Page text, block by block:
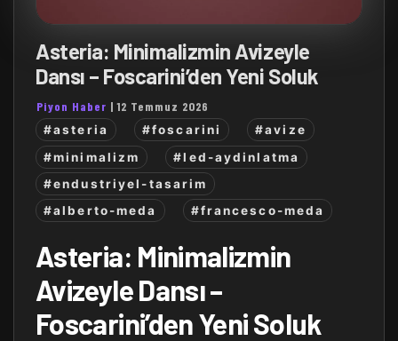
Asteria: Minimalizmin Avizeyle
Dansı – Foscarini’den Yeni Soluk
Piyon Haber |12 Temmuz 2026
#asteria #foscarini
#avize
#minimalizm
#led-aydinlatma
#endustriyel-tasarim
#alberto-meda
#francesco-meda
Asteria: Minimalizmin
Avizeyle Dansı –
Foscarini’den Yeni Soluk